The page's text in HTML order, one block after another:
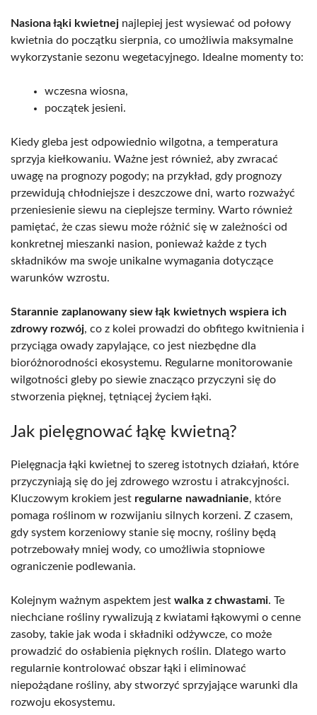
Nasiona łąki kwietnej najlepiej jest wysiewać od połowy
kwietnia do początku sierpnia, co umożliwia maksymalne
wykorzystanie sezonu wegetacyjnego. Idealne momenty to:
wczesna wiosna,
początek jesieni.
Kiedy gleba jest odpowiednio wilgotna, a temperatura
sprzyja kiełkowaniu. Ważne jest również, aby zwracać
uwagę na prognozy pogody; na przykład, gdy prognozy
przewidują chłodniejsze i deszczowe dni, warto rozważyć
przeniesienie siewu na cieplejsze terminy. Warto również
pamiętać, że czas siewu może różnić się w zależności od
konkretnej mieszanki nasion, ponieważ każde z tych
składników ma swoje unikalne wymagania dotyczące
warunków wzrostu.
Starannie zaplanowany siew łąk kwietnych wspiera ich
zdrowy rozwój, co z kolei prowadzi do obfitego kwitnienia i
przyciąga owady zapylające, co jest niezbędne dla
bioróżnorodności ekosystemu. Regularne monitorowanie
wilgotności gleby po siewie znacząco przyczyni się do
stworzenia pięknej, tętniącej życiem łąki.
Jak pielęgnować łąkę kwietną?
Pielęgnacja łąki kwietnej to szereg istotnych działań, które
przyczyniają się do jej zdrowego wzrostu i atrakcyjności.
Kluczowym krokiem jest regularne nawadnianie, które
pomaga roślinom w rozwijaniu silnych korzeni. Z czasem,
gdy system korzeniowy stanie się mocny, rośliny będą
potrzebowały mniej wody, co umożliwia stopniowe
ograniczenie podlewania.
Kolejnym ważnym aspektem jest walka z chwastami. Te
niechciane rośliny rywalizują z kwiatami łąkowymi o cenne
zasoby, takie jak woda i składniki odżywcze, co może
prowadzić do osłabienia pięknych roślin. Dlatego warto
regularnie kontrolować obszar łąki i eliminować
niepożądane rośliny, aby stworzyć sprzyjające warunki dla
rozwoju ekosystemu.